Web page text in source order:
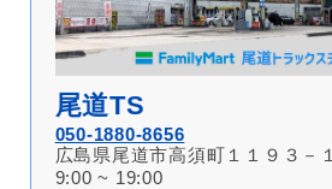
尾道TS
050-1880-8656
広島県尾道市高須町１１９３－１
9:00 ~ 19:00